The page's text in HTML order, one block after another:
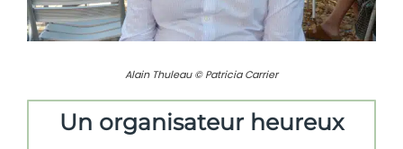
Alain Thuleau © Patricia Carrier
Un organisateur heureux